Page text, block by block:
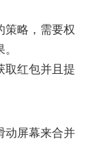
策略，需要权
取红包并且提
动屏幕来合并